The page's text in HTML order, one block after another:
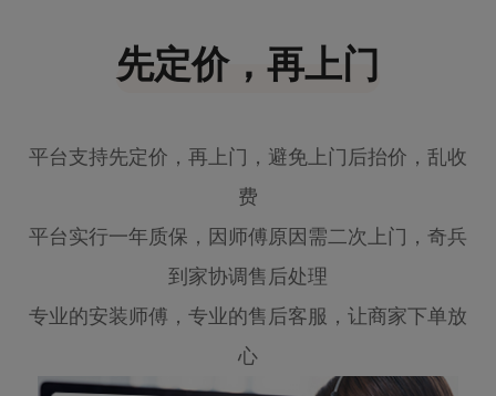
先定价，再上门
平台支持先定价，再上门，避免上门后抬价，乱收
费
平台实行一年质保，因师傅原因需二次上门，奇兵
到家协调售后处理
专业的安装师傅，专业的售后客服，让商家下单放
心